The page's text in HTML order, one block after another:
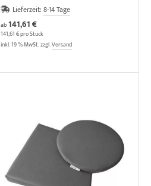
Lieferzeit: 8-14 Tage
ab141,61 €
141,61 € pro Stück
inkl. 19 % MwSt. zzgl.Versand